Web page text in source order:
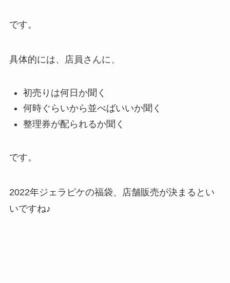
です。
具体的には、店員さんに、
初売りは何日か聞く
何時ぐらいから並べばいいか聞く
整理券が配られるか聞く
です。
2022年ジェラピケの福袋、店舗販売が決まるとい
いですね♪